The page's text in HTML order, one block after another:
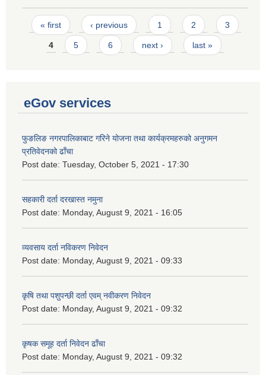
Pages
« first ‹ previous 1 2 3
4 5 6 next › last »
eGov services
फुङलिङ नगरपालिकाबाट गरिने योजना तथा कार्यक्रमहरुको अनुगमन
प्रतिवेदनको ढाँचा
Post date: Tuesday, October 5, 2021 - 17:30
सहकारी दर्ता दरखास्त नमुना
Post date: Monday, August 9, 2021 - 16:05
व्यवसाय दर्ता नविकरण निवेदन
Post date: Monday, August 9, 2021 - 09:33
कृषि तथा पशुपन्छी दर्ता एवम् नवीकरण निवेदन
Post date: Monday, August 9, 2021 - 09:32
कृषक समूह दर्ता निवेदन ढाँचा
Post date: Monday, August 9, 2021 - 09:32